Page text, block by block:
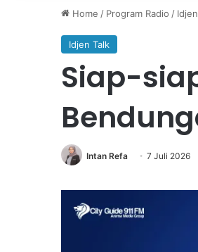
Home / Program Radio /
Idjen Talk
Siap-
Intan Refa 7 Juli 2026